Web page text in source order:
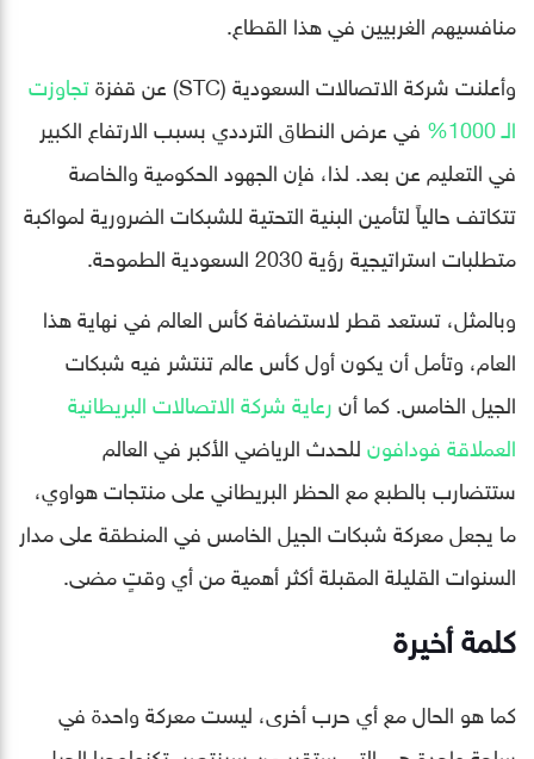
منافسيهم الغربيين في هذا القطاع.
وأعلنت شركة الاتصالات السعودية (STC) عن قفزة
تجاوزت
الـ 1000%
في عرض النطاق الترددي بسبب الارتفاع الكبير
في التعليم عن بعد. لذا، فإن الجهود الحكومية والخاصة
تتكاتف حالياً لتأمين البنية التحتية للشبكات الضرورية لمواكبة
متطلبات استراتيجية رؤية 2030 السعودية الطموحة.
وبالمثل، تستعد قطر لاستضافة كأس العالم في نهاية هذا
العام، وتأمل أن يكون أول كأس عالم تنتشر فيه شبكات
الجيل الخامس. كما أنرعاية شركة الاتصالات البريطانية
العملاقة فودافونللحدث الرياضي الأكبر في العالم
ستتضارب بالطبع مع الحظر البريطاني على منتجات هواوي،
ما يجعل معركة شبكات الجيل الخامس في المنطقة على مدار
السنوات القليلة المقبلة أكثر أهمية من أي وقتٍ مضى.
كلمة أخيرة
كما هو الحال مع أي حرب أخرى، ليست معركة واحدة في